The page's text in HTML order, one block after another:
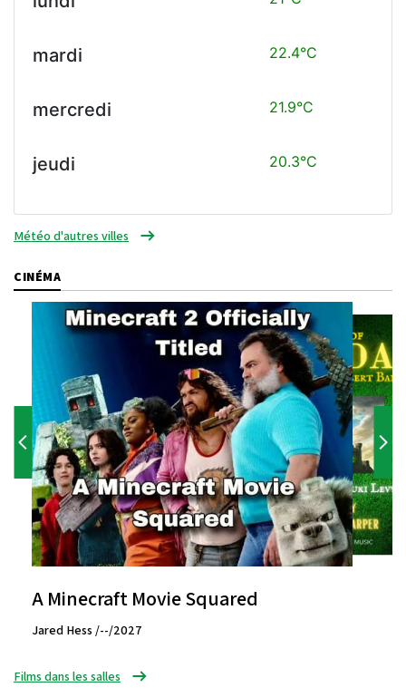
mardi 22.4°C
mercredi 21.9°C
jeudi 20.3°C
Météo d'autres villes
CINÉMA
A Minecraft Movie Squared
Jared Hess /--/2027
Films dans les salles